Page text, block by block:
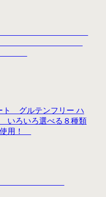
グルテンフリー ハ
いろいろ選べる８種類
使用！